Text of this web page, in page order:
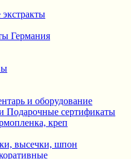
Германия
и оборудование
Подарочные сертификаты
креп
высечки, шпон